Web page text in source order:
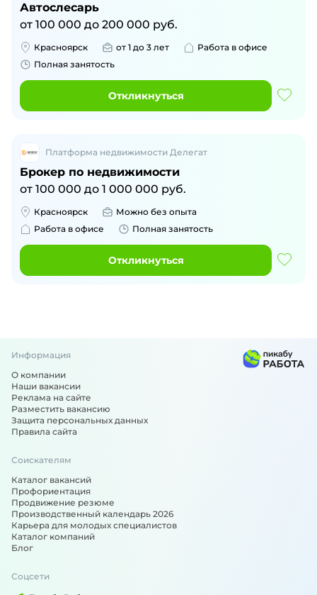
Автослесарь
от 100 000 до 200 000 руб.
Красноярск от 1 до 3 лет
Работа в офисе
Полная занятость
Откликнуться
Платформа недвижимости Делегат
Брокер по недвижимости
от 100 000 до 1 000 000 руб.
Красноярск
Можно без опыта
Работа в офисе
Полная занятость
Откликнуться
Информация
О компании
Наши вакансии
Реклама на сайте
Разместить вакансию
Защита персональных данных
Правила сайта
Соискателям
Каталог вакансий
Профориентация
Продвижение резюме
Производственный календарь 2026
Карьера для молодых специалистов
Каталог компаний
Блог
Соцсети